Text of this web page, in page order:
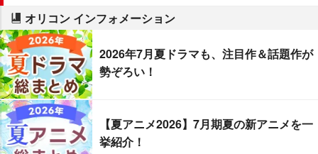
オリコン インフォメーション
2026年7月夏ドラマも、注目作＆話題作が
勢ぞろい！
【夏アニメ2026】7月期夏の新アニメを一
挙紹介！